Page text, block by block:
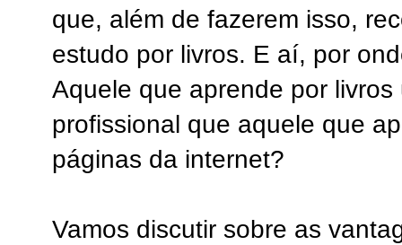
que, além de fazerem isso,
estudo por livros. E aí, por
Aquele que aprende por
profissional que aquele que
páginas da internet?
Vamos discutir sobre as